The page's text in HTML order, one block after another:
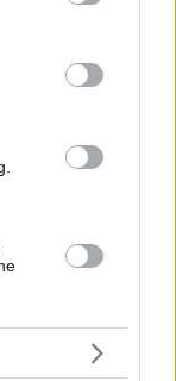
party tags to
below Google